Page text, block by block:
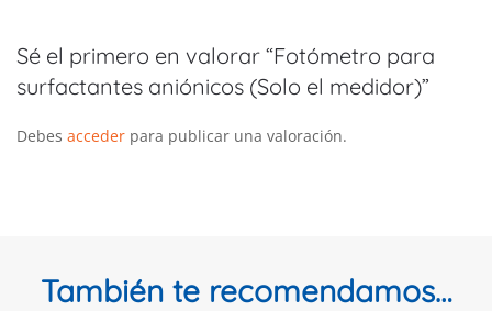
Sé el primero en valorar “Fotómetro para
surfactantes aniónicos (Solo el medidor)”
Debes acceder para publicar una valoración.
También te recomendamos…